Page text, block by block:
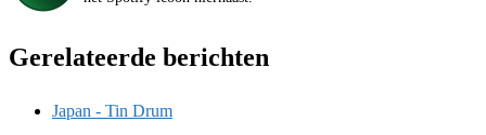
Gerelateerde berichten
Japan - Tin Drum